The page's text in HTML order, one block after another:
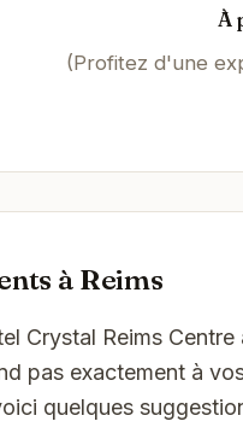
À
(Profitez d'une
à Reims
Crystal Reims
pas exactement à
quelques